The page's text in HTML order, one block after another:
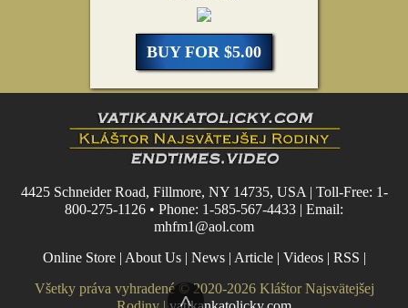
BUY FOR $5.00
4425 Schneider Road, Fillmore, NY 14735, USA | Toll-Free: 1-
800-275-1126 • Phone: 1-585-567-4433 | Email:
mhfm1@aol.com
Online Store| About Us| News| Article| Videos| RSS
Všetky práva vyhradené © 2020-2026 Kláštor Najsvätejšej